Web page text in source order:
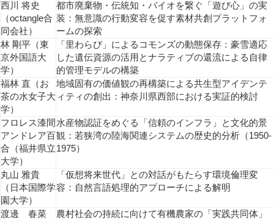
西川 将史
（octangle合
同会社）
都市廃棄物・伝統知・バイオを繋ぐ「遊び心」の実
装：無意識の行動変容を促す素材共創プラットフォ
ームの探索
林 剛平（東
京外国語大
学）
「里わらび」によるコモンズの動態保存：豪雪適応
した遺伝資源の活用とナラティブの還流による自律
的管理モデルの構築
福林 直（お
茶の水女子大
学）
地域固有の価値観の再構築による共生型アイデンテ
ィティの創出：神奈川県西部における実証的検討
フロレス漆間
アンドレア百
合（福井県立
大学）
水産物認証をめぐる「信頼のインフラ」と文化的景
観：若狭湾の陸海関連システムの歴史的分析（1950-
1975）
丸山 雅貴
（日本国際学
園大学）
「仮想将来世代」との対話がもたらす環境倫理変
容：自然言語処理的アプローチによる解明
渡邊 春菜
農村社会の持続に向けて有機農家の「実践共同体」